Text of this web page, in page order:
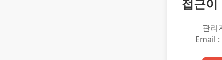
접근이
관리
Email